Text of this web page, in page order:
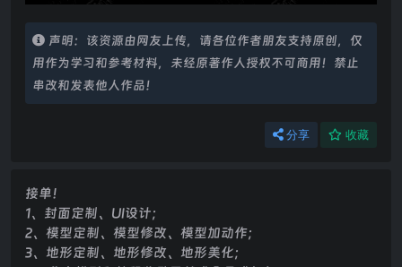
声明：该资源由网友上传，请各位作者朋友支持原创，仅
用作为学习和参考材料，未经原著作人授权不可商用！禁止
串改和发表他人作品！
分享 收藏
接单！
1、封面定制、UI设计；
2、模型定制、模型修改、模型加动作；
3、地形定制、地形修改、地形美化；